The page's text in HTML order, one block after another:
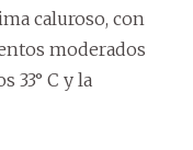
caluroso, con
moderados
33° C y la